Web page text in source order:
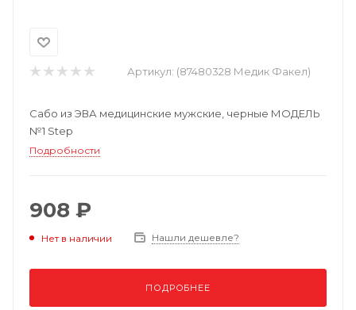
Артикул: (87480328 Медик Факел)
Сабо из ЭВА медицинские мужские, черные МОДЕЛЬ
№1 Step
Подробности
908 ₽
Нет в наличии Нашли дешевле?
ПОДРОБНЕЕ